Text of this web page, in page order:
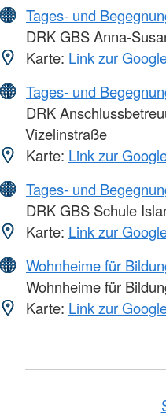
Tages- und
DRK GBS Anna-
Karte: Link zur
Tages- und
DRK
Vizelinstraße
Karte: Link zur
Tages- und
DRK GBS Schule
Karte: Link zur
Wohnheime für
Wohnheime für
Karte: Link zur